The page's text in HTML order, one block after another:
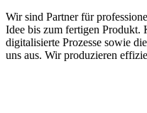
Wir sind Partner für
Idee bis zum fertigen
digitalisierte Prozesse sowie
uns aus. Wir produzieren